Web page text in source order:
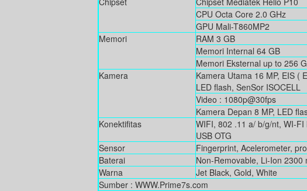
CPU Octa Core 2.0 GHz
GPU Mali-T860MP2
Memori
RAM 3 GB
Memori Internal 64 GB
Memori Eksternal up to 256
Kamera
Kamera Utama 16 MP, EIS (
LED flash, SenSor ISOCELL
Video : 1080p@30fps
Kamera Depan 8 MP, LED
Konektifitas
WIFI, 802 .11 a/ b/g/nt, WI-
USB OTG
Sensor
Fingerprint, Acelerometer,
Baterai
Non-Removable, Li-Ion 2300
Warna
Jet Black, Gold, White
Sumber : WWW.Prime7s.com